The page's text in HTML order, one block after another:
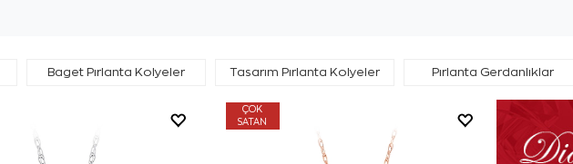
Baget Pırlanta Kolyeler Tasarım Pırlanta Kolyeler Pırlanta Gerdanlıklar
ÇOK
SATAN